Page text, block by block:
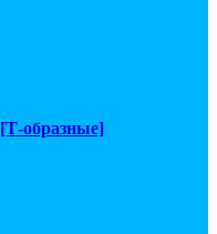
[Т-образные]